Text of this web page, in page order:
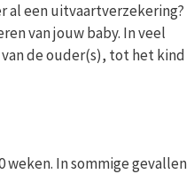
al een uitvaartverzekering?
van jouw baby. In veel
de ouder(s), tot het kind
In sommige gevallen